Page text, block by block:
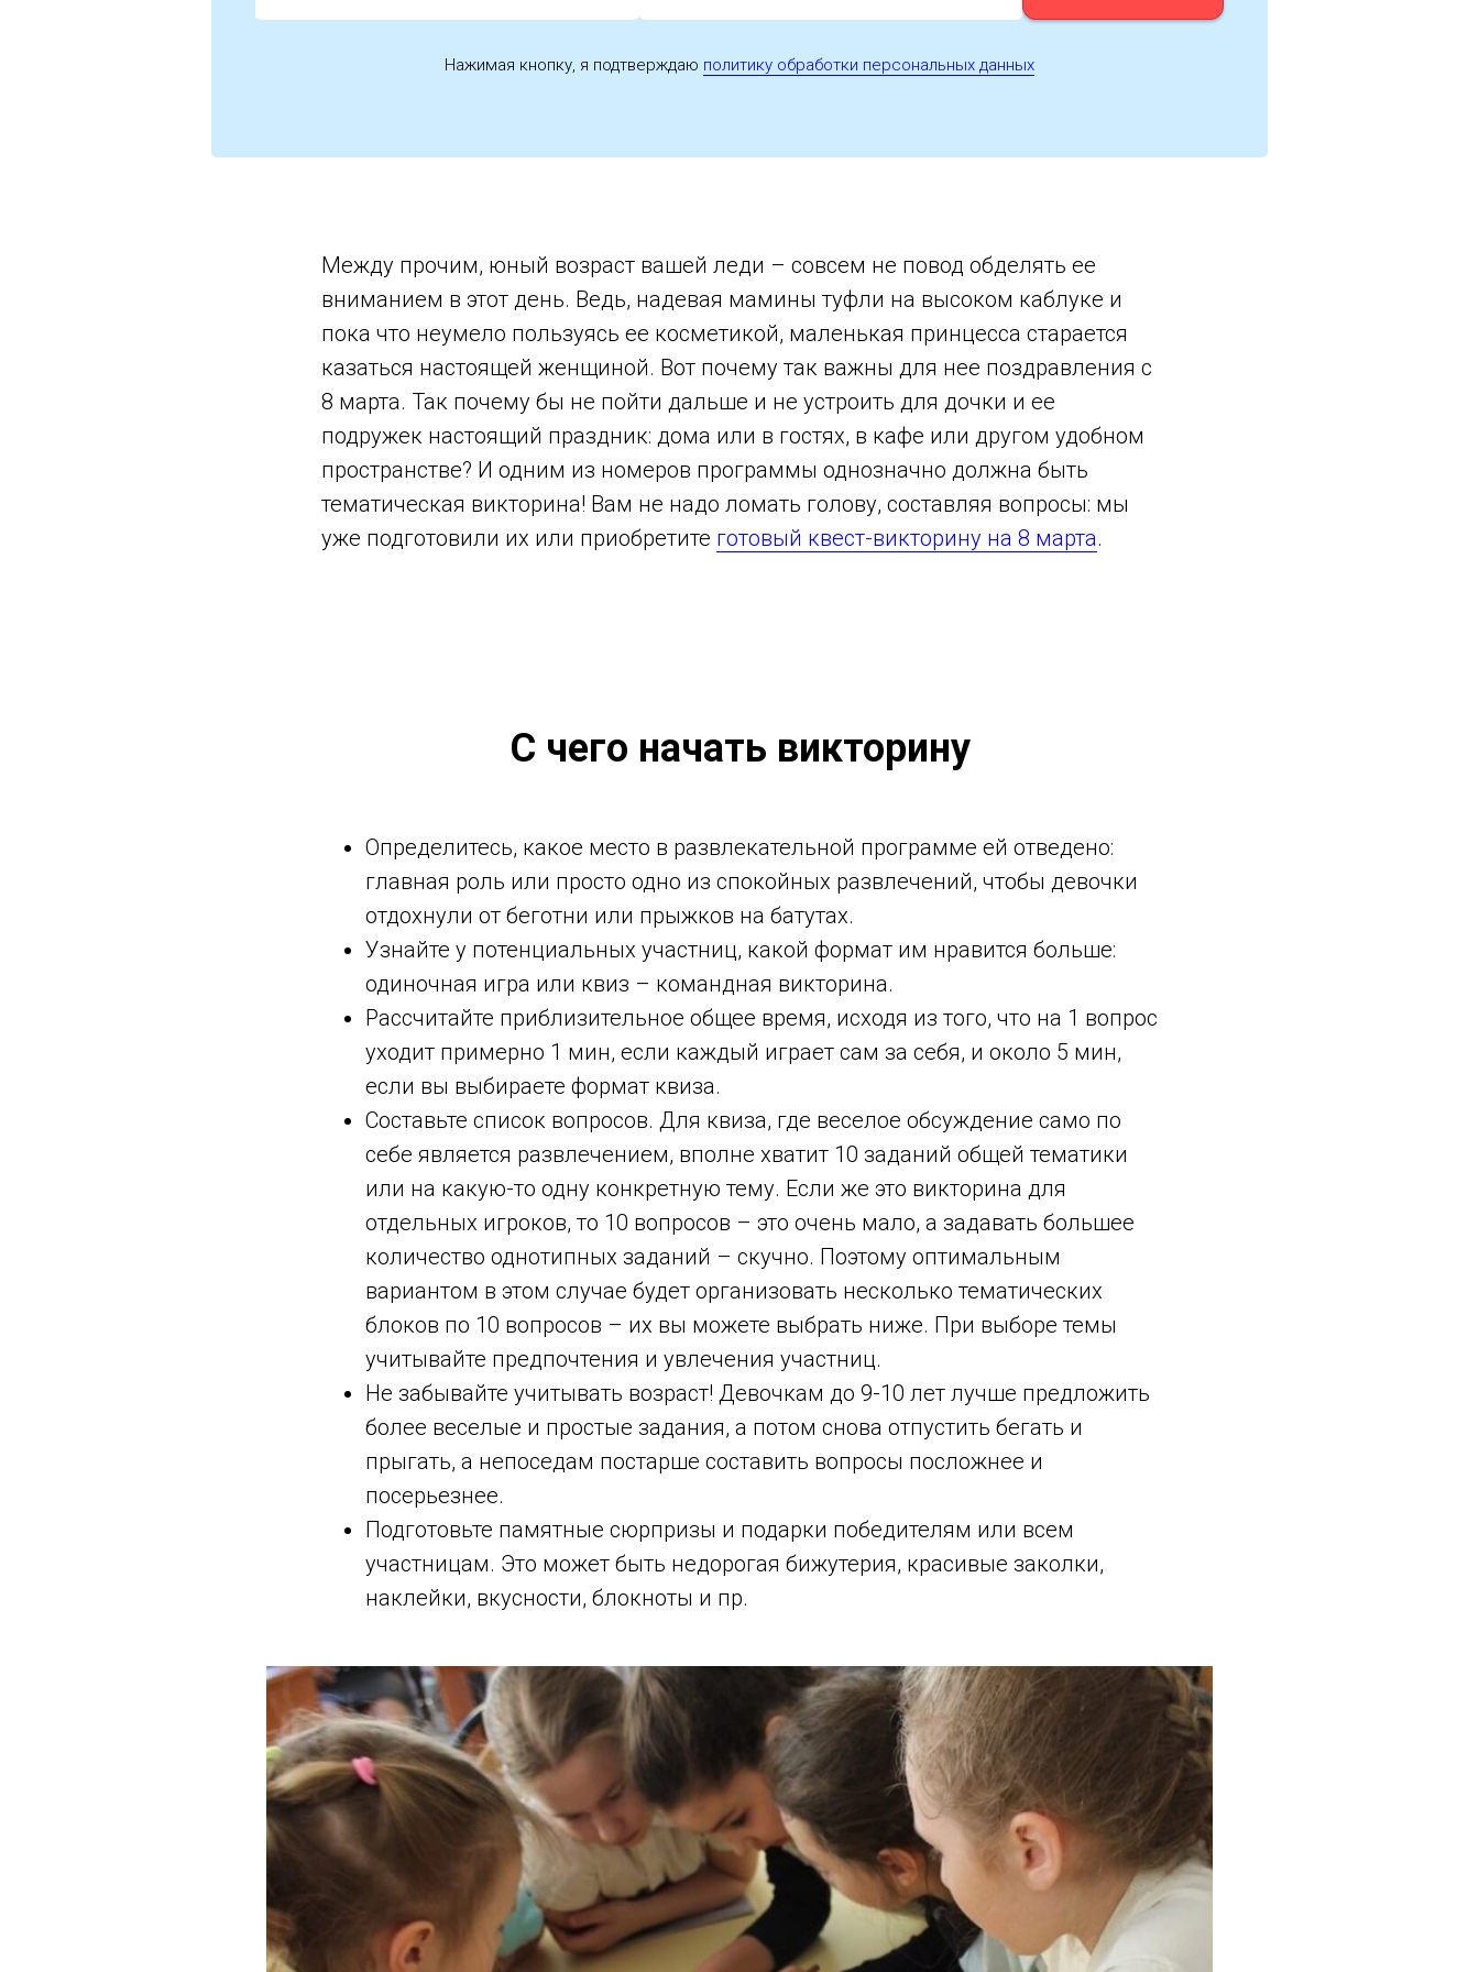
Нажимая кнопку, я подтверждаю политику обработки персональных данных
Между прочим, юный возраст вашей леди – совсем не повод обделять ее
вниманием в этот день. Ведь, надевая мамины туфли на высоком каблуке и
пока что неумело пользуясь ее косметикой, маленькая принцесса старается
казаться настоящей женщиной. Вот почему так важны для нее поздравления с
8 марта. Так почему бы не пойти дальше и не устроить для дочки и ее
подружек настоящий праздник: дома или в гостях, в кафе или другом удобном
пространстве? И одним из номеров программы однозначно должна быть
тематическая викторина! Вам не надо ломать голову, составляя вопросы: мы
уже подготовили их или приобретите готовый квест-викторину на 8 марта.
С чего начать викторину
Определитесь, какое место в развлекательной программе ей отведено:
главная роль или просто одно из спокойных развлечений, чтобы девочки
отдохнули от беготни или прыжков на батутах.
Узнайте у потенциальных участниц, какой формат им нравится больше:
одиночная игра или квиз – командная викторина.
Рассчитайте приблизительное общее время, исходя из того, что на 1 вопрос
уходит примерно 1 мин, если каждый играет сам за себя, и около 5 мин,
если вы выбираете формат квиза.
Составьте список вопросов. Для квиза, где веселое обсуждение само по
себе является развлечением, вполне хватит 10 заданий общей тематики
или на какую-то одну конкретную тему. Если же это викторина для
отдельных игроков, то 10 вопросов – это очень мало, а задавать большее
количество однотипных заданий – скучно. Поэтому оптимальным
вариантом в этом случае будет организовать несколько тематических
блоков по 10 вопросов – их вы можете выбрать ниже. При выборе темы
учитывайте предпочтения и увлечения участниц.
Не забывайте учитывать возраст! Девочкам до 9-10 лет лучше предложить
более веселые и простые задания, а потом снова отпустить бегать и
прыгать, а непоседам постарше составить вопросы посложнее и
посерьезнее.
Подготовьте памятные сюрпризы и подарки победителям или всем
участницам. Это может быть недорогая бижутерия, красивые заколки,
наклейки, вкусности, блокноты и пр.